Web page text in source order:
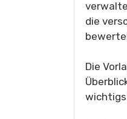
die
Die